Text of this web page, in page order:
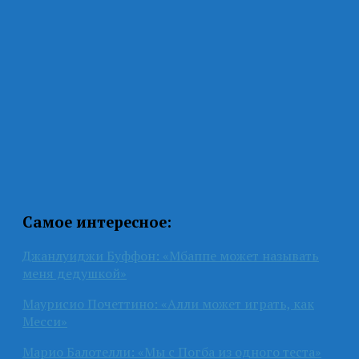
Самое интересное:
Джанлуиджи Буффон: «Мбаппе может называть
меня дедушкой»
Маурисио Почеттино: «Алли может играть, как
Месси»
Марио Балотелли: «Мы с Погба из одного теста»